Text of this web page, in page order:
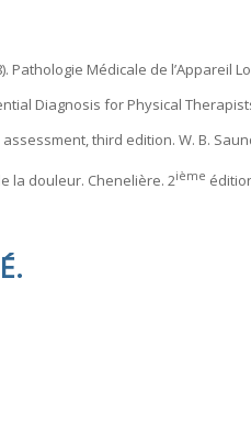
Pathologie Médicale de l’Appareil
Diagnosis for Physical
third edition. W. B.
la douleur. Chenelière. 2ième